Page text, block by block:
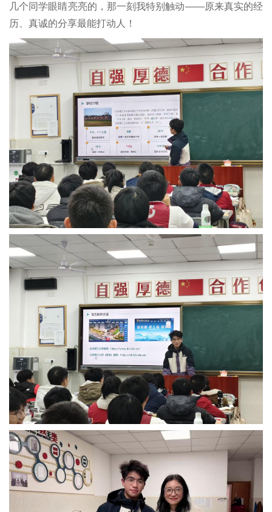
几个同学眼睛亮亮的，那一刻我特别触动——原来真实的经
历、真诚的分享最能打动人！